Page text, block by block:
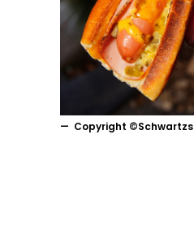
Copyright ©Schwartzs